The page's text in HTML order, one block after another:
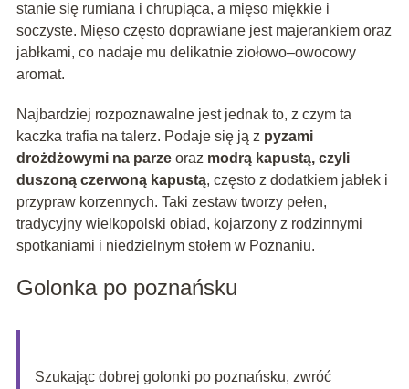
stanie się rumiana i chrupiąca, a mięso miękkie i
soczyste. Mięso często doprawiane jest majerankiem oraz
jabłkami, co nadaje mu delikatnie ziołowo–owocowy
aromat.
Najbardziej rozpoznawalne jest jednak to, z czym ta
kaczka trafia na talerz. Podaje się ją z pyzami
drożdżowymi na parzeoraz modrą kapustą, czyli
duszoną czerwoną kapustą, często z dodatkiem jabłek i
przypraw korzennych. Taki zestaw tworzy pełen,
tradycyjny wielkopolski obiad, kojarzony z rodzinnymi
spotkaniami i niedzielnym stołem w Poznaniu.
Golonka po poznańsku
Szukając dobrej golonki po poznańsku, zwróć